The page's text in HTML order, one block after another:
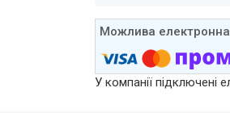
У компанії підключені